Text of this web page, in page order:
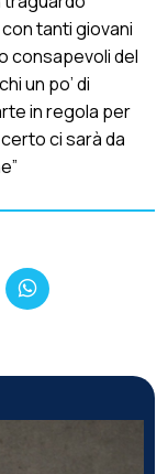
tanti giovani
consapevoli del
un po’ di
in regola per
ci sarà da